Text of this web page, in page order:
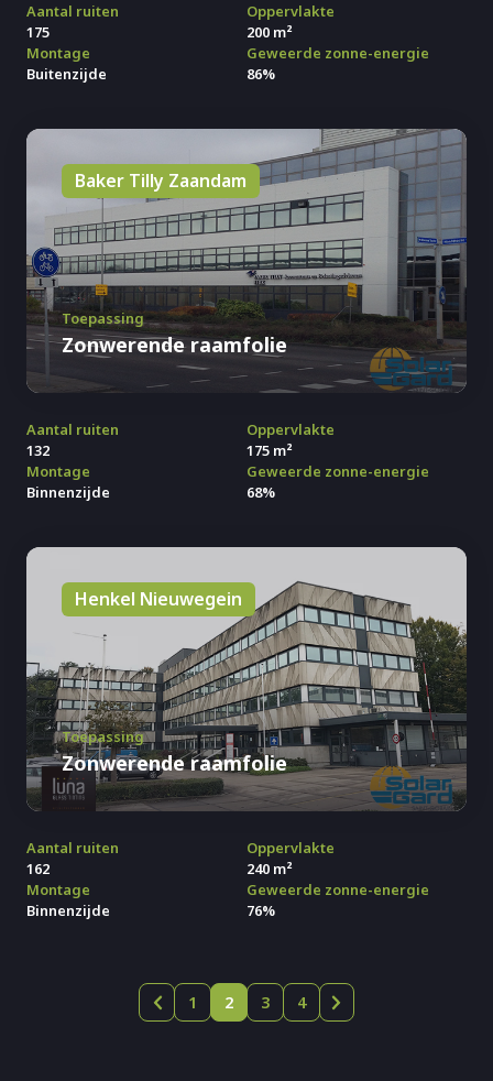
Aantal ruiten
175
Oppervlakte
200 m²
Montage
Buitenzijde
Geweerde zonne-energie
86%
Baker Tilly Zaandam
Toepassing
Zonwerende raamfolie
Aantal ruiten
132
Oppervlakte
175 m²
Montage
Binnenzijde
Geweerde zonne-energie
68%
Henkel Nieuwegein
Toepassing
Zonwerende raamfolie
Aantal ruiten
162
Oppervlakte
240 m²
Montage
Binnenzijde
Geweerde zonne-energie
76%
1 2 3 4